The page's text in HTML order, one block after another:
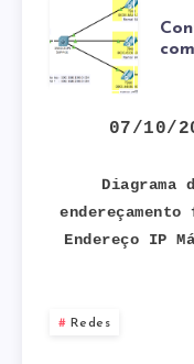
DE
COM
CISCO
07/10/
Diagrama
Endereço IP
Redes